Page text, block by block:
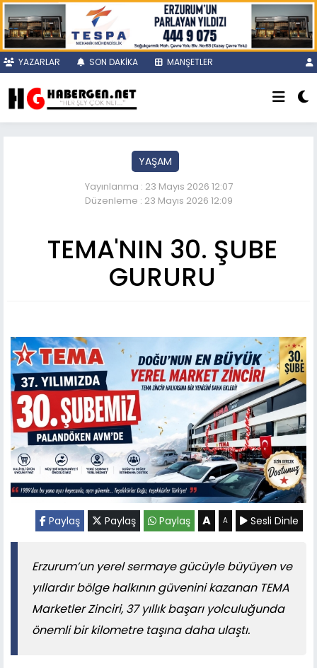
YAZARLAR SON DAKİKA MANŞETLER
YAŞAM
Yayınlanma : 23 Mayıs 2026 12:07
Düzenleme : 23 Mayıs 2026 12:09
TEMA'NIN 30. ŞUBE
GURURU
Paylaş Paylaş Paylaş A A Sesli Dinle
Erzurum’un yerel sermaye gücüyle büyüyen ve
yıllardır bölge halkının güvenini kazanan TEMA
Marketler Zinciri, 37 yıllık başarı yolculuğunda
önemli bir kilometre taşına daha ulaştı.